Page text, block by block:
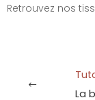
Retrouvez nos
La